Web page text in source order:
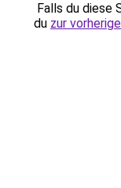
Falls du diese
du zur